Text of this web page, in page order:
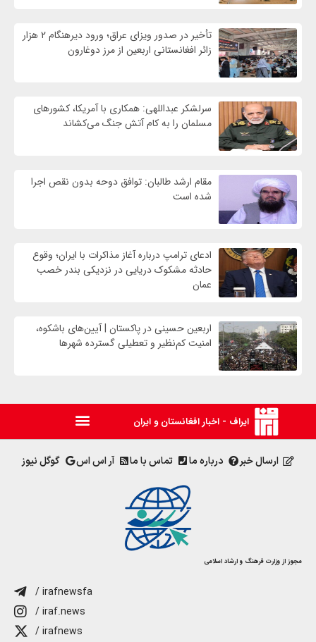
تأخیر در صدور ویزای عراق؛ ورود دیرهنگام ۲ هزار
زائر افغانستانی اربعین از مرز دوغارون
سرلشکر عبداللهی: همکاری با آمریکا، کشورهای
مسلمان را به کام آتش جنگ می‌کشاند
مقام ارشد طالبان: توافق دوحه بدون نقص اجرا
شده است
ادعای ترامپ درباره آغاز مذاکرات با ایران؛ وقوع
حادثه مشکوک دریایی در نزدیکی بندر خصب
عمان
اربعین حسینی در پاکستان | آیین‌های باشکوه،
امنیت کم‌نظیر و تعطیلی گسترده شهرها
ایراف - اخبار افغانستان و ایران
ارسال خبر درباره ما تماس با ما آر اس اس گوگل نیوز
مجوز از وزارت فرهنگ و ارشاد اسلامی
/ irafnewsfa
/ iraf.news
/ irafnews